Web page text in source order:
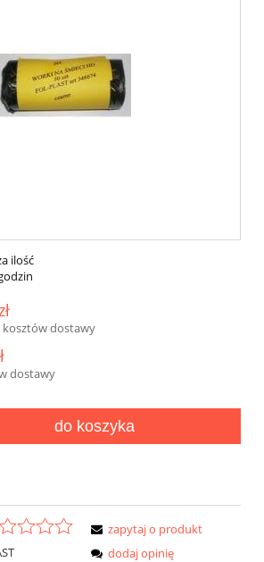
ilość
kosztów dostawy
dostawy
do koszyka
zapytaj o produkt
dodaj opinię